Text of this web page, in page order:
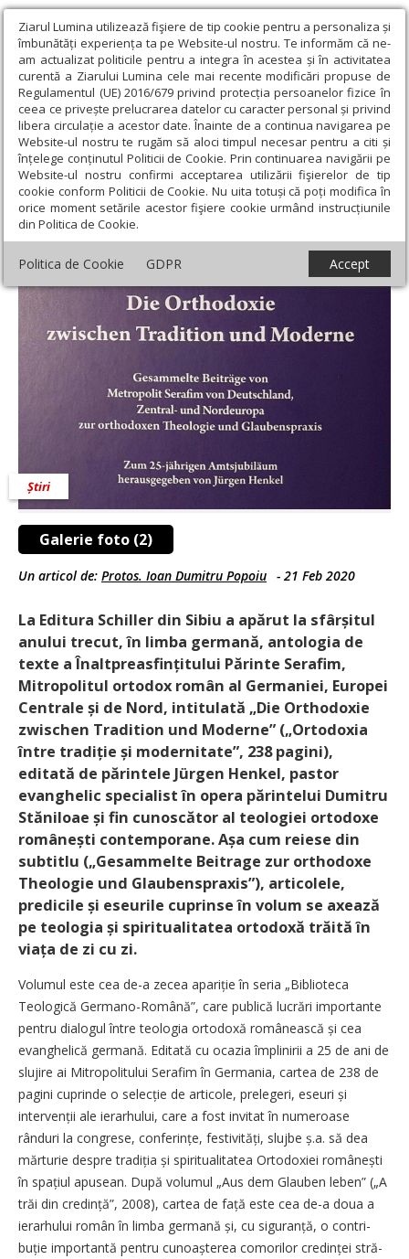
Ziarul Lumina utilizează fişiere de tip cookie pentru a personaliza și
îmbunătăți experiența ta pe Website-ul nostru. Te informăm că ne-
am actualizat politicile pentru a integra în acestea și în activitatea
curentă a Ziarului Lumina cele mai recente modificări propuse de
Regulamentul (UE) 2016/679 privind protecția persoanelor fizice în
ceea ce privește prelucrarea datelor cu caracter personal și privind
libera circulație a acestor date. Înainte de a continua navigarea pe
Website-ul nostru te rugăm să aloci timpul necesar pentru a citi și
înțelege conținutul Politicii de Cookie. Prin continuarea navigării pe
Website-ul nostru confirmi acceptarea utilizării fişierelor de tip
cookie conform Politicii de Cookie. Nu uita totuși că poți modifica în
orice moment setările acestor fişiere cookie urmând instrucțiunile
din Politica de Cookie.
Politica de Cookie GDPR Accept
Ziarul Lumina › Actualitate religioasă › Știri › Mărturie în limba
germană despre teologia și spiritualitatea ortodoxă
Mărturie în limba germană despre teologia
și spiritualitatea ortodoxă
Galerie foto (2)
Știri
Un articol de: Protos. Ioan Dumitru Popoiu - 21 Feb 2020
La Editura Schiller din Sibiu a apărut la sfârșitul
anului trecut, în limba germană, antologia de
texte a Înaltpreasfințitului Părinte Serafim,
Mitropolitul ortodox român al Germaniei, Europei
Centrale și de Nord, intitulată „Die Orthodoxie
zwischen Tradition und Mo­derne” („Ortodoxia
între tradiție și modernitate”, 238 pagini),
editată de părintele Jürgen Henkel, pastor
evanghelic specialist în opera părintelui Dumitru
Stăniloae și fin cunoscător al teologiei ortodoxe
românești contemporane. Așa cum reiese din
subtitlu („Gesammelte Beitrage zur orthodoxe
Theologie und Glaubenspraxis”), articolele,
predicile și eseurile cuprinse în volum se axează
pe teologia și spiritualitatea ortodoxă trăită în
viața de zi cu zi.
Volumul este cea de-a zecea apariție în seria „Biblioteca
Teologică Germano-Română”, care publică lucrări importante
pentru dialogul între teologia ortodoxă românească și cea
evanghelică germană. Editată cu ocazia împlinirii a 25 de ani de
slujire ai Mitropolitului Serafim în Germania, cartea de 238 de
pagini cuprinde o selecție de articole, prelegeri, eseuri și
intervenții ale ierarhului, care a fost invitat în numeroase
rânduri la congrese, conferințe, festivități, slujbe ș.a. să dea
mărturie despre tradiția și spiritualitatea Ortodoxiei românești
în spațiul apusean. După volumul „Aus dem Glauben leben” („A
trăi din credință”, 2008), cartea de față este cea de-a doua a
ierarhului român în limba germană și, cu siguranță, o con­tri­
buție importantă pentru cu­noaș­terea comorilor credinței stră­